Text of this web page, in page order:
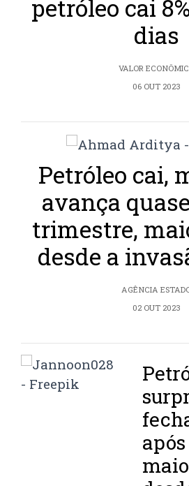
petróleo cai
dias
VALOR
06 OUT 2023
Petróleo cai,
avança
trimestre,
desde a
AGÊNCIA
02 OUT 2023